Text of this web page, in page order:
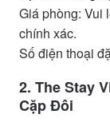
Giá phòng: Vui
chính xác.
Số điện thoại
2. The Stay
Cặp Đôi